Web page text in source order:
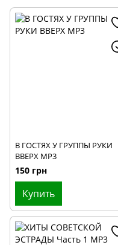
New Age Lounge Chill
В ГОСТЯХ У ГРУППЫ РУКИ
ВВЕРХ МР3
150 грн
Купить